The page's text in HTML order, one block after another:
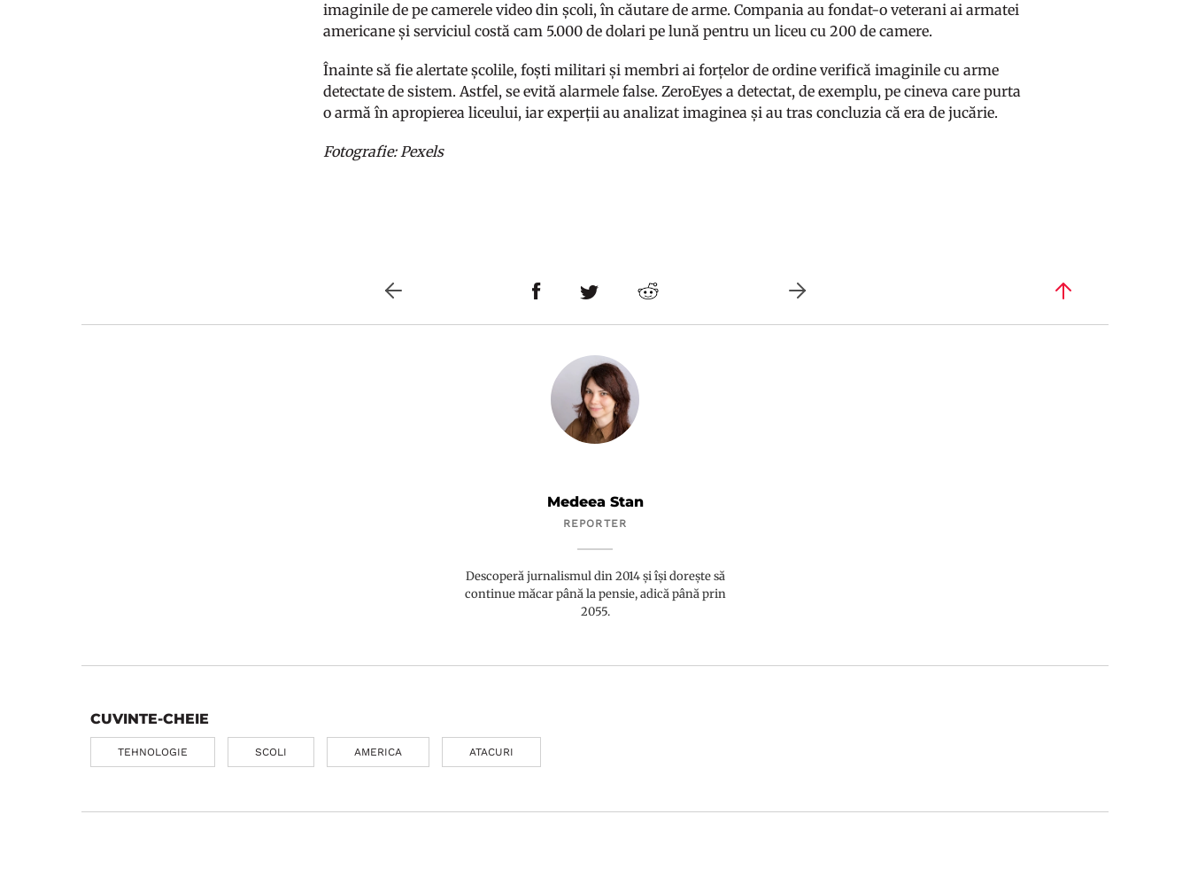
imaginile de pe camerele video din școli, în căutare de arme. Compania au fondat-o veterani ai armatei
americane și serviciul costă cam 5.000 de dolari pe lună pentru un liceu cu 200 de camere.
Înainte să fie alertate școlile, foști militari și membri ai forțelor de ordine verifică imaginile cu arme
detectate de sistem. Astfel, se evită alarmele false. ZeroEyes a detectat, de exemplu, pe cineva care purta
o armă în apropierea liceului, iar experții au analizat imaginea și au tras concluzia că era de jucărie.
Fotografie: Pexels
Medeea Stan
REPORTER
Descoperă jurnalismul din 2014 și își dorește să
continue măcar până la pensie, adică până prin
2055.
CUVINTE-CHEIE
TEHNOLOGIE SCOLI AMERICA ATACURI